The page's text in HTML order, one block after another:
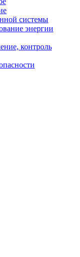
системы
энергии
контроль